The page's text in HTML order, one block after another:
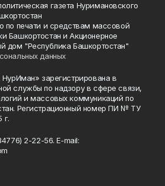
газета Нуримановского
по печати и средствам массовой
Башкортостан и Акционерное
дом "Республика Башкортостан"
данных
зарегистрирована в
службы по надзору в сфере связи,
и массовых коммуникаций по
Регистрационный номер ПИ № ТУ
г.
2-22-56. E-mail: